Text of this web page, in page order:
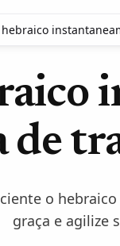
o
graça e agilize